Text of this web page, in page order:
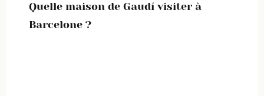
Quelle maison de Gaudí visiter à
Barcelone ?